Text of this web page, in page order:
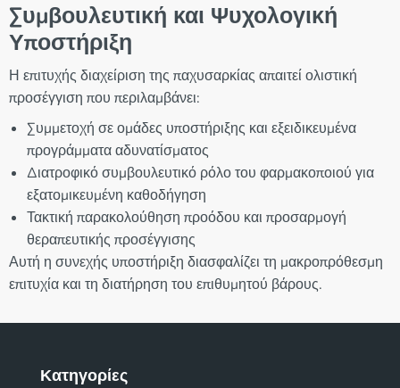
Συμβουλευτική και Ψυχολογική
Υποστήριξη
Η επιτυχής διαχείριση της παχυσαρκίας απαιτεί ολιστική
προσέγγιση που περιλαμβάνει:
Συμμετοχή σε ομάδες υποστήριξης και εξειδικευμένα
προγράμματα αδυνατίσματος
Διατροφικό συμβουλευτικό ρόλο του φαρμακοποιού για
εξατομικευμένη καθοδήγηση
Τακτική παρακολούθηση προόδου και προσαρμογή
θεραπευτικής προσέγγισης
Αυτή η συνεχής υποστήριξη διασφαλίζει τη μακροπρόθεσμη
επιτυχία και τη διατήρηση του επιθυμητού βάρους.
Κατηγορίες